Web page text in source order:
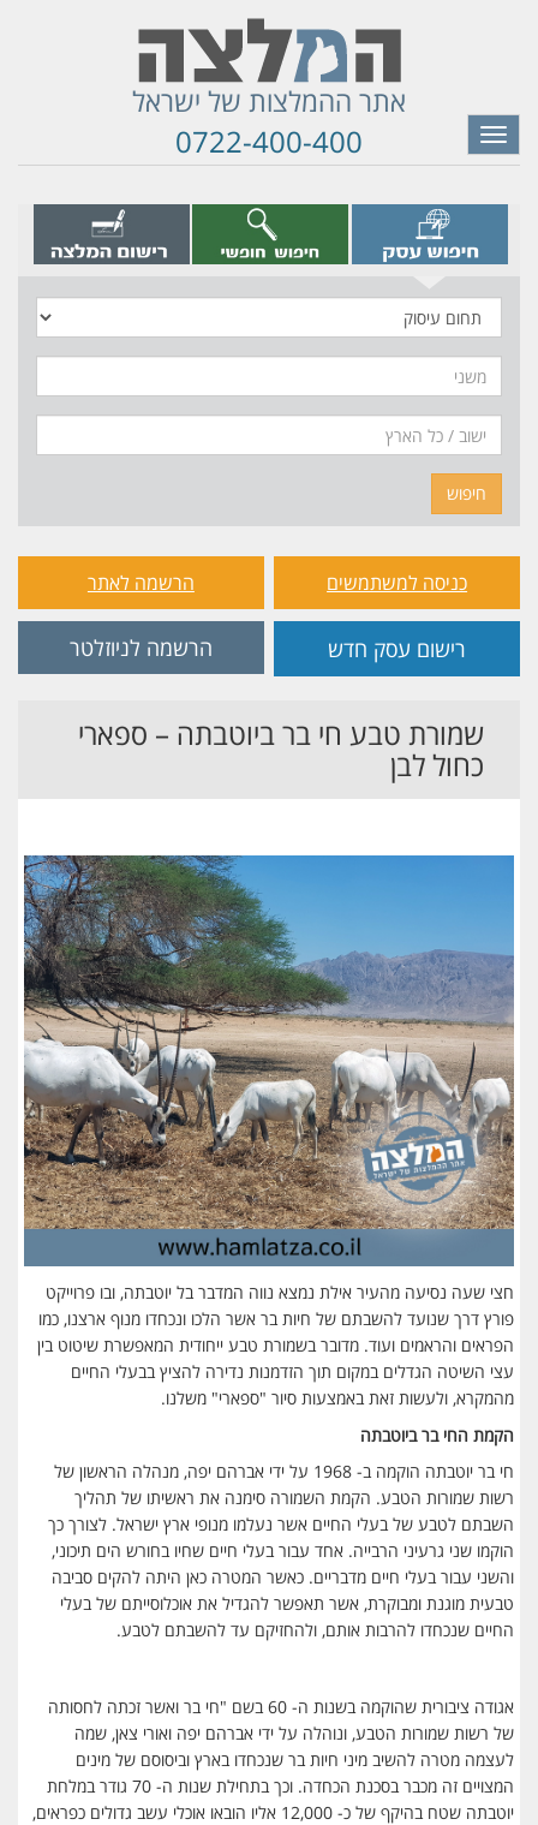
אתר ההמלצות של ישראל
0722-400-400
Toggle
navigation
עיסוק
חיפוש
כניסה למשתמשים הרשמה לאתר
רישום עסק חדש הרשמה לניוזלטר
שמורת טבע חי בר ביוטבתה – ספארי
כחול לבן
חצי שעה נסיעה מהעיר אילת נמצא נווה המדבר בל יוטבתה, ובו פרוייקט
פורץ דרך שנועד להשבתם של חיות בר אשר הלכו ונכחדו מנוף ארצנו, כמו
הפראים והראמים ועוד. מדובר בשמורת טבע ייחודית המאפשרת שיטוט בין
עצי השיטה הגדלים במקום תוך הזדמנות נדירה להציץ בבעלי החיים
מהמקרא, ולעשות זאת באמצעות סיור "ספארי" משלנו.
הקמת החי בר ביוטבתה
חי בר יוטבתה הוקמה ב- 1968 על ידי אברהם יפה, מנהלה הראשון של
רשות שמורות הטבע. הקמת השמורה סימנה את ראשיתו של תהליך
השבתם לטבע של בעלי החיים אשר נעלמו מנופי ארץ ישראל. לצורך כך
הוקמו שני גרעיני הרבייה. אחד עבור בעלי חיים שחיו בחורש הים תיכוני,
והשני עבור בעלי חיים מדבריים. כאשר המטרה כאן היתה להקים סביבה
טבעית מוגנת ומבוקרת, אשר תאפשר להגדיל את אוכלוסייתם של בעלי
החיים שנכחדו להרבות אותם, ולהחזיקם עד להשבתם לטבע.
אגודה ציבורית שהוקמה בשנות ה- 60 בשם "חי בר ואשר זכתה לחסותה
של רשות שמורות הטבע, ונוהלה על ידי אברהם יפה ואורי צאן, שמה
לעצמה מטרה להשיב מיני חיות בר שנכחדו בארץ וביסוסם של מינים
המצויים זה מכבר בסכנת הכחדה. וכך בתחילת שנות ה- 70 גודר במלחת
יוטבתה שטח בהיקף של כ- 12,000 אליו הובאו אוכלי עשב גדולים כפראים,